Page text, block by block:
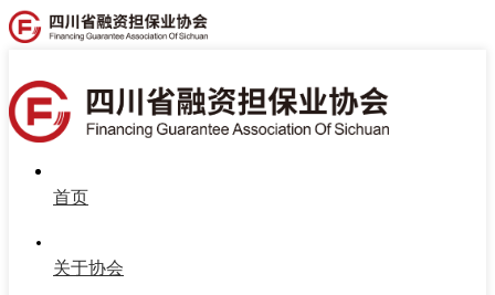
首页
关于协会